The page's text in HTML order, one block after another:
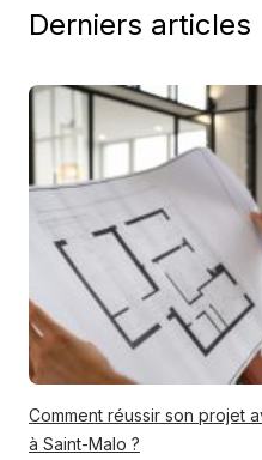
Derniers articles
Comment réussir son projet
à Saint-Malo ?